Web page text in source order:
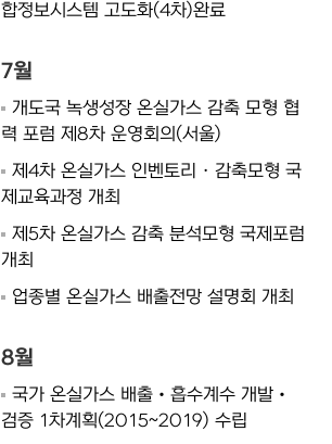
합정보시스템 고도화(4차)완료
7월
개도국 녹생성장 온실가스 감축 모형 협
력 포럼 제8차 운영회의(서울)
제4차 온실가스 인벤토리 · 감축모형 국
제교육과정 개최
제5차 온실가스 감축 분석모형 국제포럼
개최
업종별 온실가스 배출전망 설명회 개최
8월
국가 온실가스 배출‧흡수계수 개발‧
검증 1차계획(2015~2019) 수립